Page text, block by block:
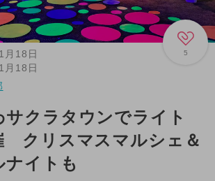
5
月18日
月18日
サクラタウンでライト
クリスマスマルシェ＆
ナイトも